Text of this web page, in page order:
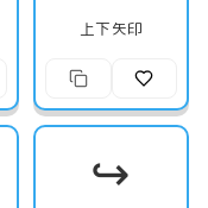
上下矢印
↪️